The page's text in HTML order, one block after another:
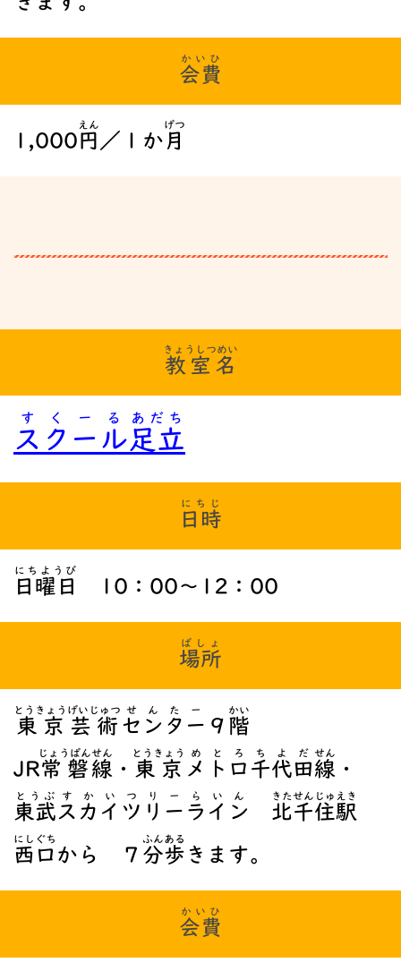
会費
かいひ
1,000円
えん
／１か 月
げつ
教室名
きょうしつめい
スクール
すくーる
足立
あだち
日時
にちじ
日曜日
にちようび
10：00～12：00
場所
ばしょ
東京
とうきょう
芸術
げいじゅつ
センター
せんたー
９ 階
かい
JR常磐
じょうばん
線
せん
・ 東京
とうきょう
メトロ
めとろ
千代田
ちよだ
線
せん
・
東武
とうぶ
スカイツリーライン
すかいつりーらいん
北千住
きたせんじゅ
駅
えき
西口
にしぐち
から ７ 分
ふん
歩
ある
きます。
会費
かいひ